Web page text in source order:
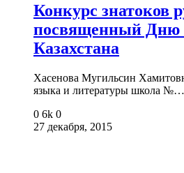
Конкурс знатоков
посвященный Дню
Казахстана
Хасенова Мугильсин
языка и литературы школа №…
0 6k 0
27 декабря, 2015